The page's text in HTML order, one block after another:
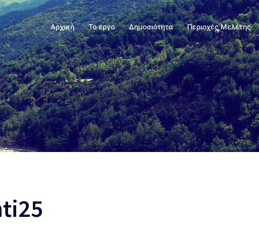
Αρχική Το έργο Δημοσιότητα Περιοχές Μελέτης